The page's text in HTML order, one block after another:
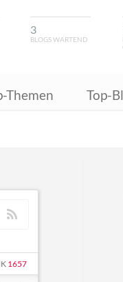
3
BLOGS WARTEND
Themen Top-
1657